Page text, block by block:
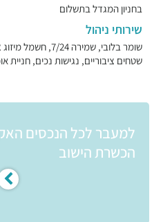
בחניון המגדל בתשלום
שירותי ניהול
שטחים ציבוריים, נגישות נכים, חניית
למעבר לכל הנכסים
הכשרת הישוב